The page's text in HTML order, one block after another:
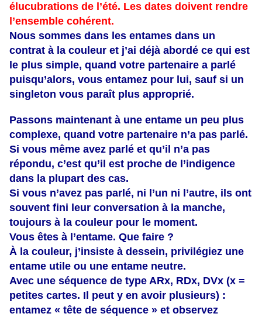
élucubrations de l’été. Les dates doivent rendre
l’ensemble cohérent.
Nous sommes dans les entames dans un
contrat à la couleur et j’ai déjà abordé ce qui est
le plus simple, quand votre partenaire a parlé
puisqu’alors, vous entamez pour lui, sauf si un
singleton vous paraît plus approprié.
Passons maintenant à une entame un peu plus
complexe, quand votre partenaire n’a pas parlé.
Si vous même avez parlé et qu’il n’a pas
répondu, c’est qu’il est proche de l’indigence
dans la plupart des cas.
Si vous n’avez pas parlé, ni l’un ni l’autre, ils ont
souvent fini leur conversation à la manche,
toujours à la couleur pour le moment.
Vous êtes à l’entame. Que faire ?
À la couleur, j’insiste à dessein, privilégiez une
entame utile ou une entame neutre.
Avec une séquence de type ARx, RDx, DVx (x =
petites cartes. Il peut y en avoir plusieurs) :
entamez « tête de séquence » et observez